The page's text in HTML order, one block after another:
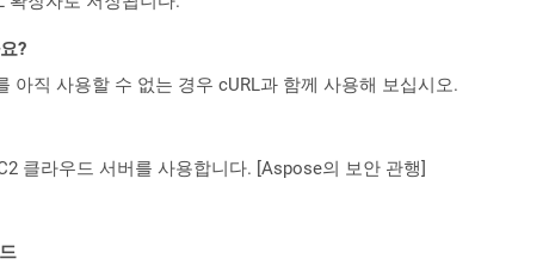
?
직 사용할 수 없는 경우 cURL과 함께 사용해 보십시오.
클라우드 서버를 사용합니다. [Aspose의 보안 관행]